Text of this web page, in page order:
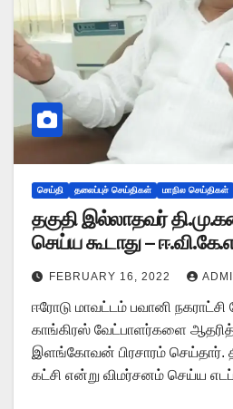
செய்தி தலைப்புச் செய்திகள் மாநில செய்திகள்
தகுதி இல்லாதவர்
செய்ய கூடாது –
FEBRUARY 16, 2022
ஈரோடு மாவட்டம் பவானி நகராட்சி
காங்கிரஸ் வேட்பாளர்களை
இளங்கோவன் பிரசாரம் செய்தார்.
கட்சி என்று விமர்சனம் செய்ய